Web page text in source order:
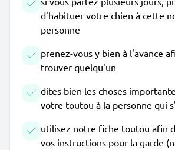
d'habituer votre chien à cette
personne
prenez-vous y bien à l'avance
trouver quelqu'un
dites bien les choses
votre toutou à la personne qui
utilisez notre fiche toutou afin
vos instructions pour la garde